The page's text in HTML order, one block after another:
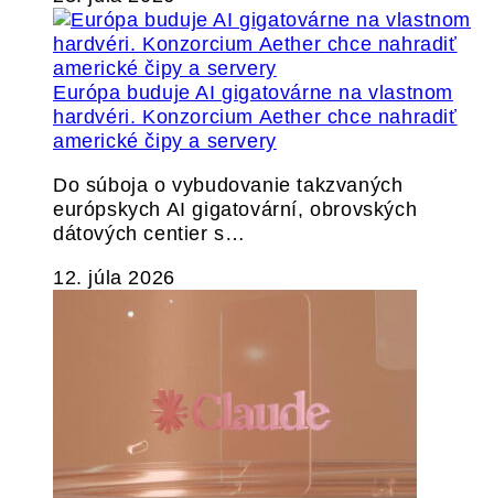
Európa buduje AI gigatovárne na vlastnom
hardvéri. Konzorcium Aether chce nahradiť
americké čipy a servery
Do súboja o vybudovanie takzvaných
európskych AI gigatovární, obrovských
dátových centier s…
12. júla 2026